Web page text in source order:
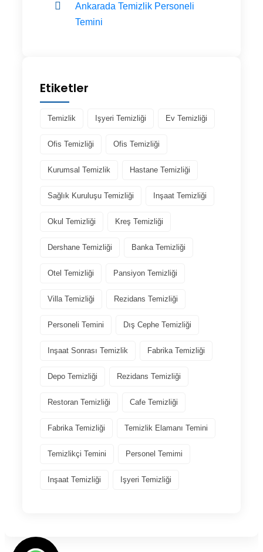
Ankarada Temizlik Personeli
Temini
Etiketler
Temizlik Işyeri Temizliği Ev Temizliği
Ofis Temizliği Ofis Temizliği
Kurumsal Temizlik Hastane Temizliği
Sağlık Kuruluşu Temizliği Inşaat Temizliği
Okul Temizliği Kreş Temizliği
Dershane Temizliği Banka Temizliği
Otel Temizliği Pansiyon Temizliği
Villa Temizliği Rezidans Temizliği
Personeli Temini Dış Cephe Temizliği
Inşaat Sonrası Temizlik Fabrika Temizliği
Depo Temizliği Rezidans Temizliği
Restoran Temizliği Cafe Temizliği
Fabrika Temizliği Temizlik Elamanı Temini
Temizlikçi Temini Personel Temimi
Inşaat Temizliği Işyeri Temizliği